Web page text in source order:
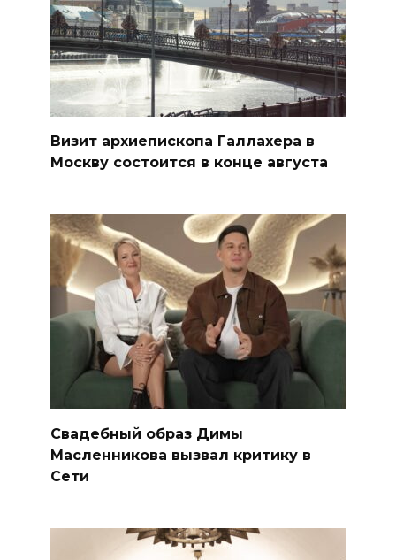
Визит архиепископа Галлахера в
Москву состоится в конце августа
Свадебный образ Димы
Масленникова вызвал критику в
Сети